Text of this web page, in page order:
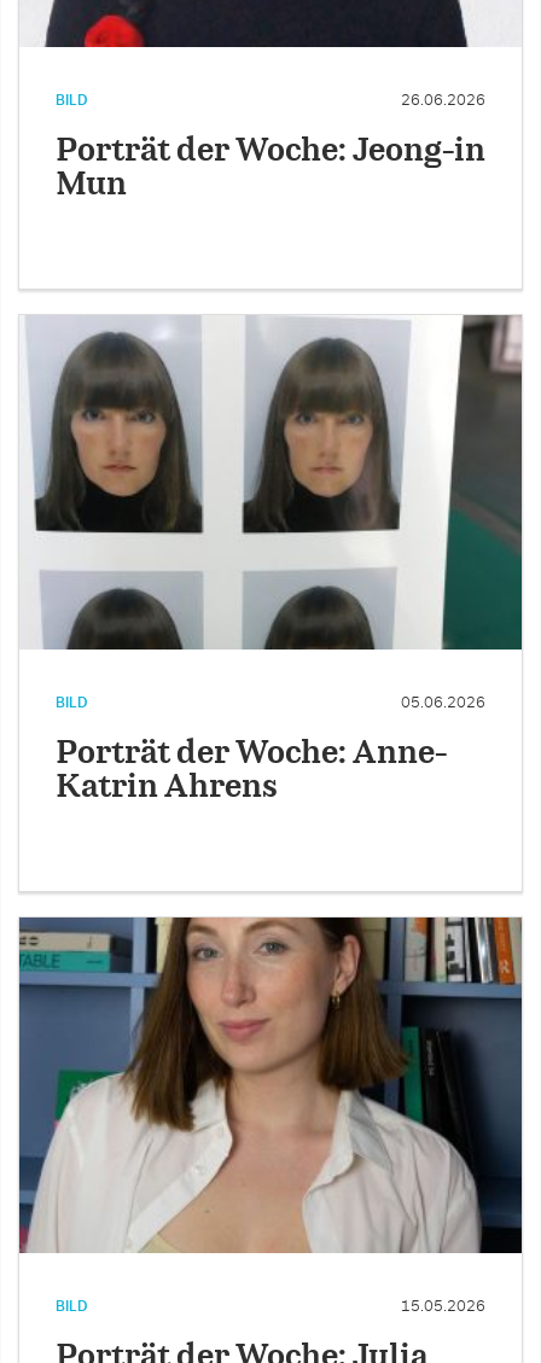
BILD 26.06.2026
Porträt der Woche: Jeong-in
Mun
BILD 05.06.2026
Porträt der Woche: Anne-
Katrin Ahrens
BILD 15.05.2026